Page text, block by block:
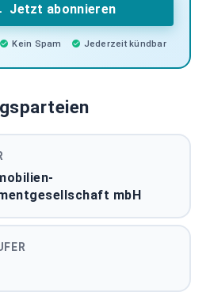
Jetzt abonnieren
Kein Spam Jederzeit kündbar
mbH